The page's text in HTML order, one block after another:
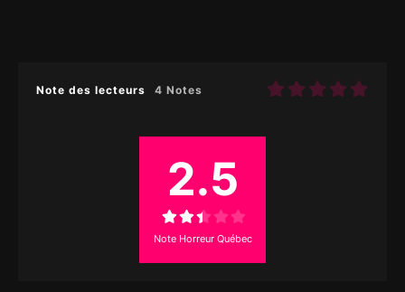
Note des lecteurs 4 Notes
2.5
Note Horreur Québec